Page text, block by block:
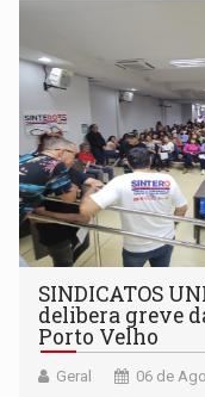
SINDICATOS
delibera greve
Porto Velho
Geral 06 de